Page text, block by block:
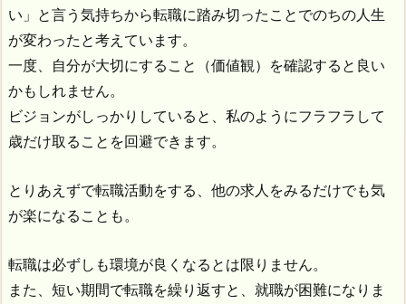
い」と言う気持ちから転職に踏み切ったことでのちの人生
が変わったと考えています。
一度、自分が大切にすること（価値観）を確認すると良い
かもしれません。
ビジョンがしっかりしていると、私のようにフラフラして
歳だけ取ることを回避できます。
とりあえずで転職活動をする、他の求人をみるだけでも気
が楽になることも。
転職は必ずしも環境が良くなるとは限りません。
また、短い期間で転職を繰り返すと、就職が困難になりま